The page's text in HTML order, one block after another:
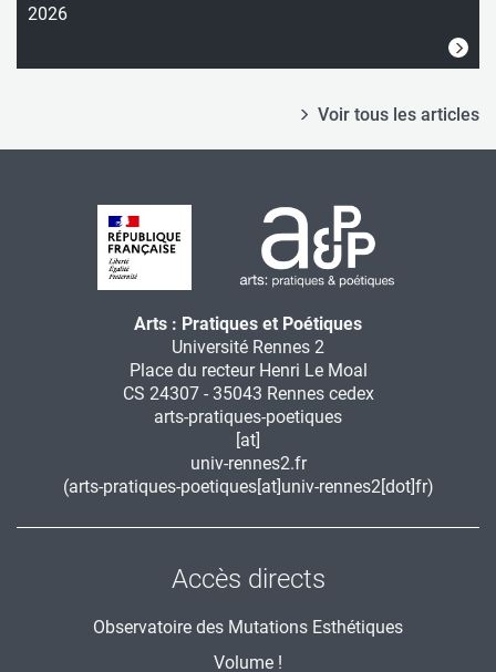
2026
Voir tous les articles
Arts : Pratiques et Poétiques
Université Rennes 2
Place du recteur Henri Le Moal
CS 24307 - 35043 Rennes cedex
arts-pratiques-poetiques
[at]
univ-rennes2.fr
(arts-pratiques-poetiques[at]univ-rennes2[dot]fr)
Accès directs
Observatoire des Mutations Esthétiques
Volume !